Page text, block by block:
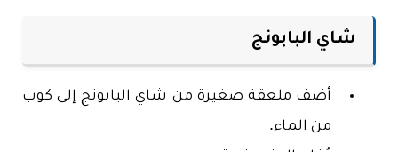
شاي البابونج
أضف ملعقة صغيرة من شاي البابونج إلى كوب
من الماء.